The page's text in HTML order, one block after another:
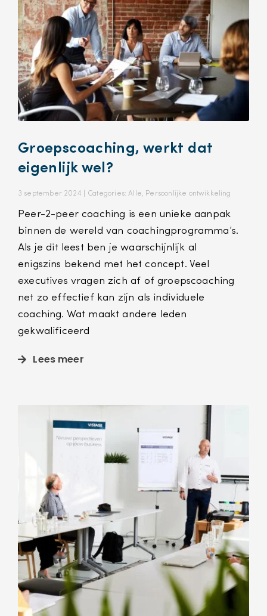
Groepscoaching, werkt dat
eigenlijk wel?
3 september 2024 | Categories:Alle, Persoonlijke ontwikkeling
Peer-2-peer coaching is een unieke aanpak
binnen de wereld van coachingprogramma’s.
Als je dit leest ben je waarschijnlijk al
enigszins bekend met het concept. Veel
executives vragen zich af of groepscoaching
net zo effectief kan zijn als individuele
coaching. Wat maakt andere leden
gekwalificeerd
Lees meer